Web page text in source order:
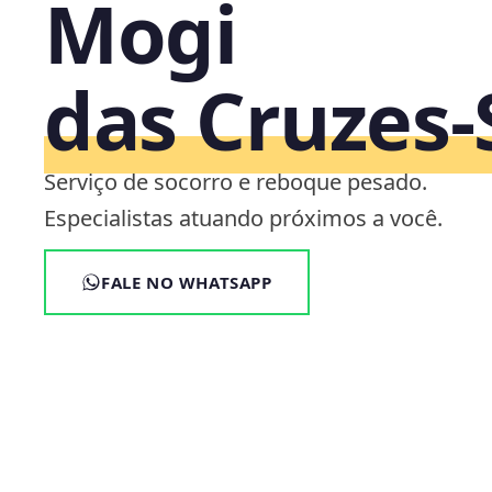
Mogi
das
Serviço de socorro e reboque pesado.
Especialistas atuando próximos a você.
FALE NO WHATSAPP